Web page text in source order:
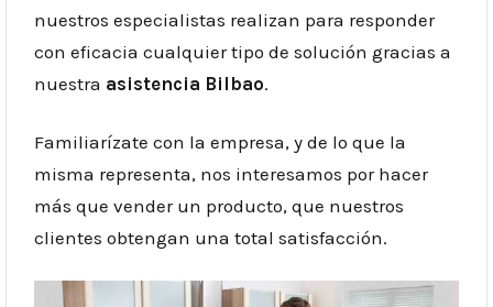
nuestros especialistas realizan para responder
con eficacia cualquier tipo de solución gracias a
nuestra asistencia Bilbao.
Familiarízate con la empresa, y de lo que la
misma representa, nos interesamos por hacer
más que vender un producto, que nuestros
clientes obtengan una total satisfacción.